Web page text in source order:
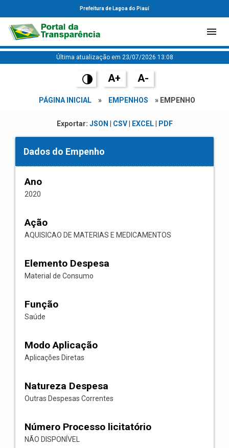
Prefeitura de Lagoa do Piauí
Última atualização em 23/07/2026 13:08
A+ A-
PÁGINA INICIAL » EMPENHOS » EMPENHO
Exportar: JSON CSV| EXCEL| PDF
Dados do Empenho
Ano
2020
Ação
AQUISICAO DE MATERIAS E MEDICAMENTOS
Elemento Despesa
Material de Consumo
Função
Saúde
Modo Aplicação
Aplicações Diretas
Natureza Despesa
Outras Despesas Correntes
Número Processo licitatório
NÃO DISPONÍVEL